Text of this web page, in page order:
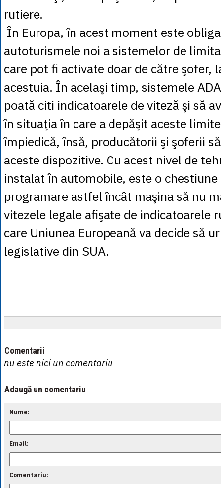
rutiere.
În Europa, în acest moment este
autoturismele noi a sistemelor de
care pot fi activate doar de către şofer,
acestuia. În acelaşi timp, sistemele
poată citi indicatoarele de viteză şi să
în situaţia în care a depăşit aceste
împiedică, însă, producătorii şi şoferii
aceste dispozitive. Cu acest nivel de
instalat în automobile, este o chestiune
programare astfel încât maşina să nu
vitezele legale afişate de indicatoarele
care Uniunea Europeană va decide să
legislative din SUA.
Comentarii
nu este nici un comentariu
Adaugă un comentariu
Nume:
Email:
Comentariu: